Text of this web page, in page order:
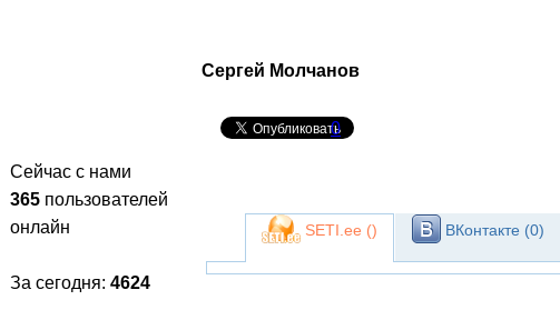
Сейчас с нами
365 пользователей
онлайн
За сегодня: 4624
Сергей Молчанов
0
SETI.ee () ВКонтакте (0)